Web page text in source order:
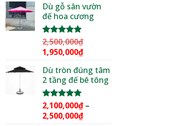
là:
3,000,000₫.
tại
là:
Dù gỗ sân vườn
đế hoa cương
Được xếp
hạng5.00
5 sao
2,500,000₫
Giá
là:
2,500,000₫.
1,950,000₫Giá
tại
là:
Dù tròn đúng tâm
2 tầng đế bê tông
Được xếp
hạng5.00
5 sao
2,100,000₫ –
2,500,000₫Khoảng